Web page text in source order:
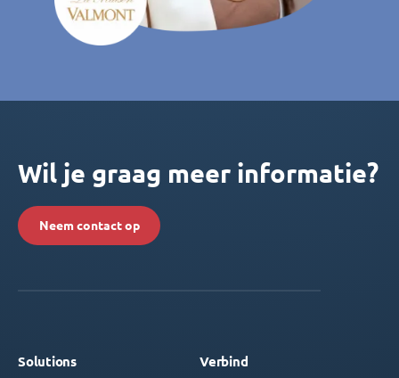
Wil je graag meer informatie?
Neem contact op
Solutions Verbind